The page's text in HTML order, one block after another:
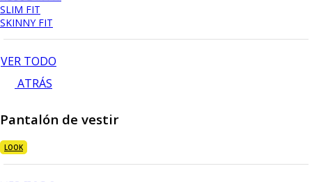
SLIM FIT
SKINNY FIT
VER TODO
ATRÁS
Pantalón de vestir
LOOK